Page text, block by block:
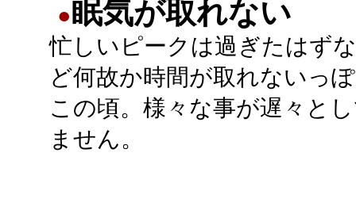
●眠気が取れない
忙しいピークは過ぎたはず
ど何故か時間が取れないっ
この頃。様々な事が遅々と
ません。